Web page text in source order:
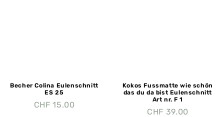
Becher Colina Eulenschnitt
ES 25
CHF 15.00
Kokos Fussmatte wie schön
das du da bist Eulenschnitt
Art nr. F 1
CHF 39.00